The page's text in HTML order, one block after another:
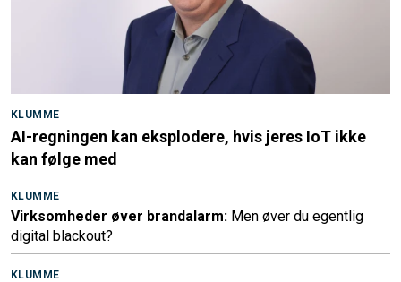
KLUMME
AI-regningen kan eksplodere, hvis jeres IoT ikke
kan følge med
KLUMME
Virksomheder øver brandalarm: Men øver du egentlig
digital blackout?
KLUMME